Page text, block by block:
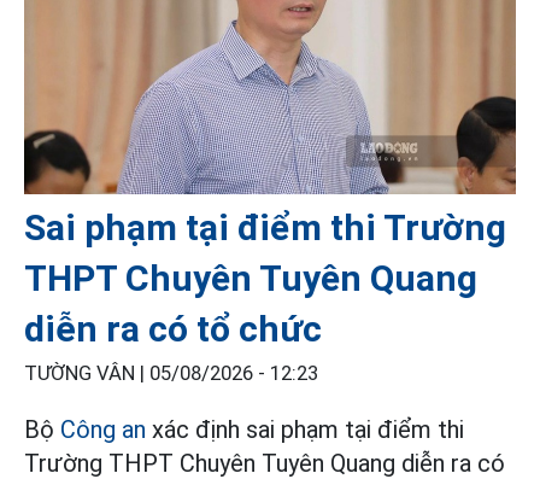
Sai phạm tại điểm thi Trường
THPT Chuyên Tuyên Quang
diễn ra có tổ chức
TƯỜNG VÂN | 05/08/2026 - 12:23
Bộ Công an xác định sai phạm tại điểm thi
Trường THPT Chuyên Tuyên Quang diễn ra có